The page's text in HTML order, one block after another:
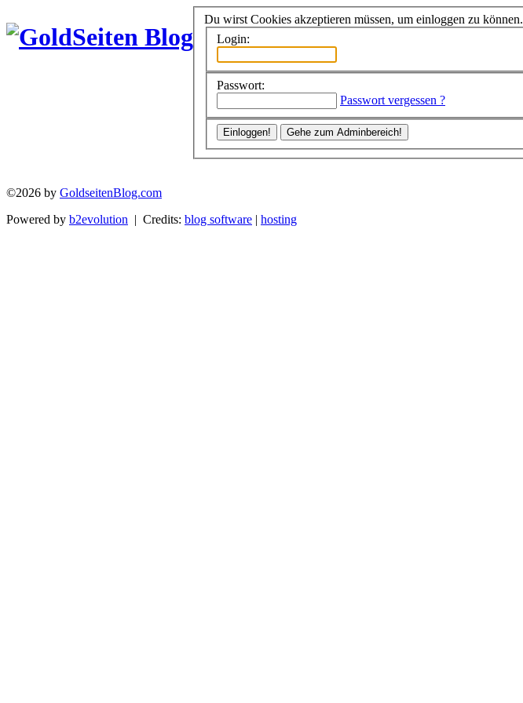
Du wirst Cookies akzeptieren müssen, um einloggen zu können.
Login:
Passwort:
Passwort vergessen ?
©2026 by GoldseitenBlog.com
Powered by b2evolution | Credits: blog software | hosting